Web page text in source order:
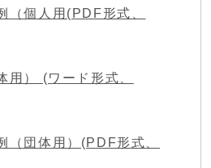
（個人用(PDF形式、
用） (ワード形式、
（団体用）(PDF形式、